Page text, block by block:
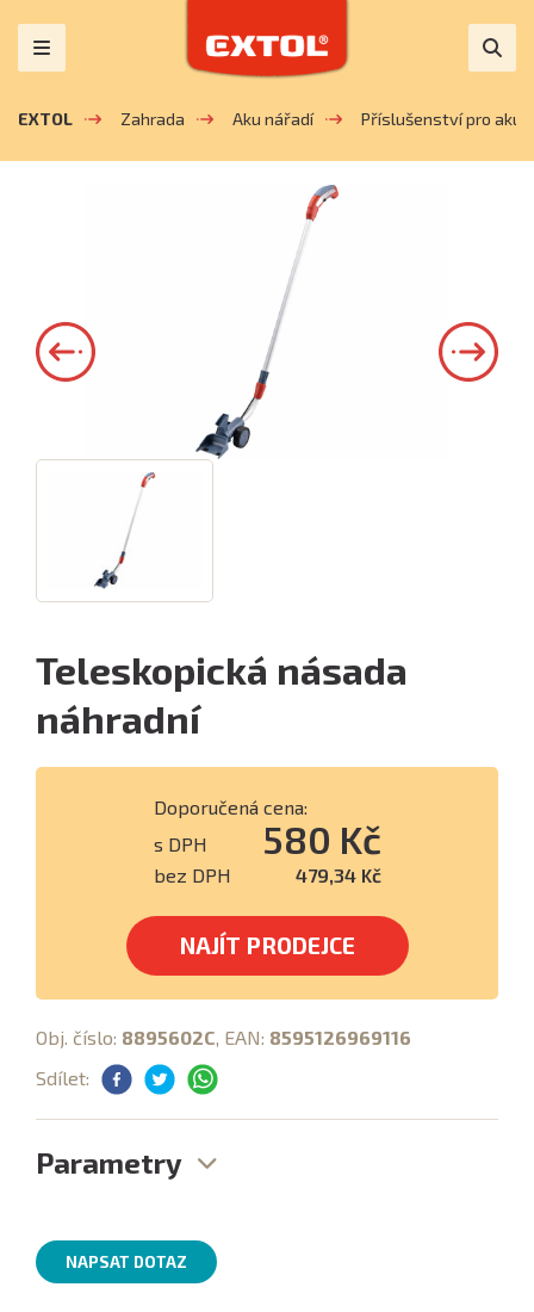
EXTOL Zahrada Aku nářadí Příslušenství pro aku
Teleskopická násada
náhradní
Doporučená cena:
s DPH
580 Kč
bez DPH 479,34 Kč
NAJÍT PRODEJCE
Obj. číslo: 8895602C, EAN: 8595126969116
Sdílet:
Parametry
NAPSAT DOTAZ